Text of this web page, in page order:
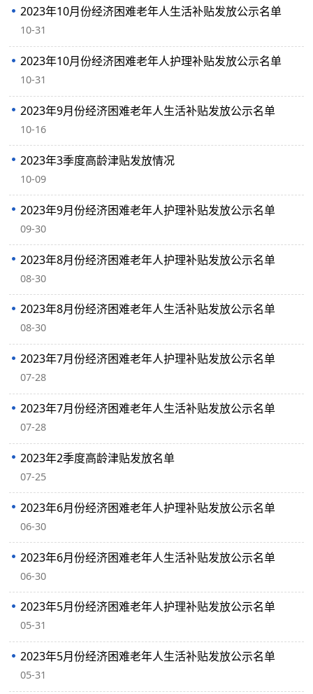
2023年10月份经济困难老年人生活补贴发放公示名单
10-31
2023年10月份经济困难老年人护理补贴发放公示名单
10-31
2023年9月份经济困难老年人生活补贴发放公示名单
10-16
2023年3季度高龄津贴发放情况
10-09
2023年9月份经济困难老年人护理补贴发放公示名单
09-30
2023年8月份经济困难老年人护理补贴发放公示名单
08-30
2023年8月份经济困难老年人生活补贴发放公示名单
08-30
2023年7月份经济困难老年人护理补贴发放公示名单
07-28
2023年7月份经济困难老年人生活补贴发放公示名单
07-28
2023年2季度高龄津贴发放名单
07-25
2023年6月份经济困难老年人护理补贴发放公示名单
06-30
2023年6月份经济困难老年人生活补贴发放公示名单
06-30
2023年5月份经济困难老年人护理补贴发放公示名单
05-31
2023年5月份经济困难老年人生活补贴发放公示名单
05-31